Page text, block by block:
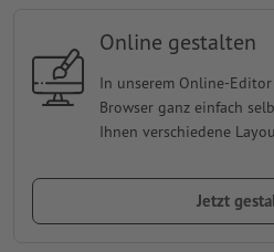
Online gestalten
In unserem Online-
Browser ganz einfach
Ihnen verschiedene
Jetzt